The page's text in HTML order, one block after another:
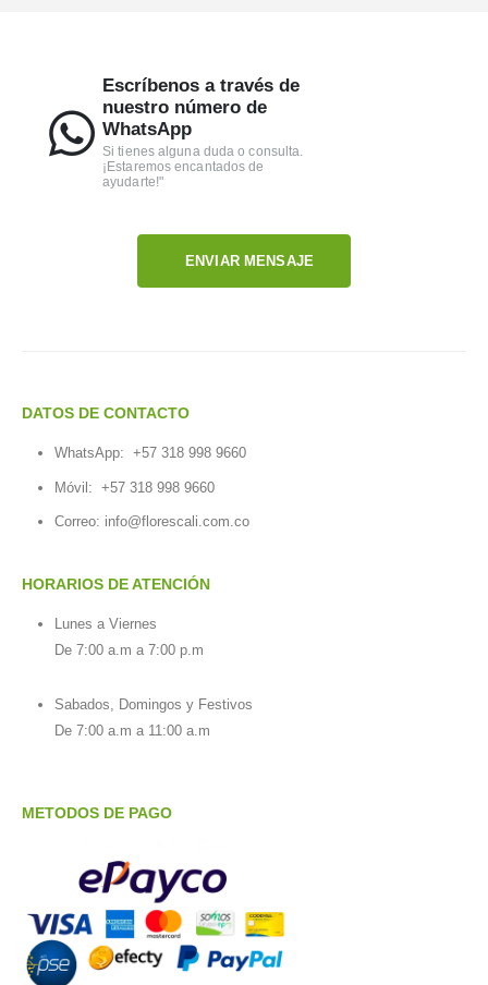
Escríbenos a través de
nuestro número de
WhatsApp
Si tienes alguna duda o consulta.
¡Estaremos encantados de
ayudarte!"
ENVIAR MENSAJE
DATOS DE CONTACTO
WhatsApp: +57 318 998 9660
Móvil: +57 318 998 9660
Correo: info@florescali.com.co
HORARIOS DE ATENCIÓN
Lunes a Viernes
De 7:00 a.m a 7:00 p.m
Sabados, Domingos y Festivos
De 7:00 a.m a 11:00 a.m
METODOS DE PAGO